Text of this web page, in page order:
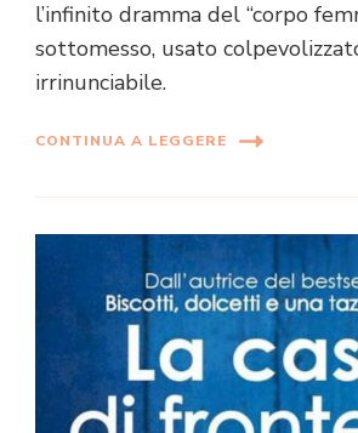
l’infinito dramma del “corpo
sottomesso, usato
irrinunciabile.
CONTINUA A LEGGERE